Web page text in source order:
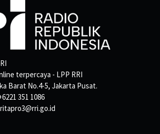
terpercaya - LPP RRI
Barat No.4-5, Jakarta Pusat.
351 1086